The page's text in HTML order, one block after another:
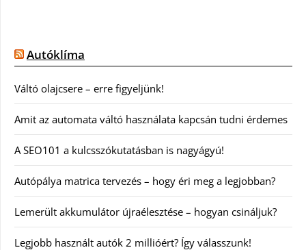
Autóklíma
Váltó olajcsere – erre figyeljünk!
Amit az automata váltó használata kapcsán tudni érdemes
A SEO101 a kulcsszókutatásban is nagyágyú!
Autópálya matrica tervezés – hogy éri meg a legjobban?
Lemerült akkumulátor újraélesztése – hogyan csináljuk?
Legjobb használt autók 2 millióért? Így válasszunk!